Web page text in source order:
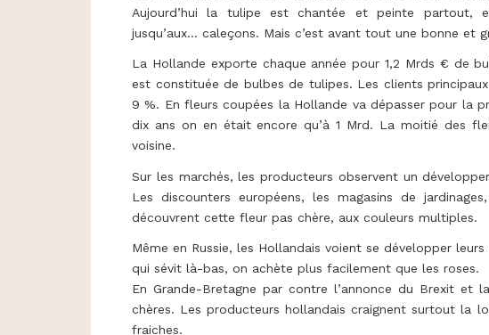
Aujourd’hui la tulipe est chantée et peinte partout,
jusqu’aux... caleçons. Mais c’est avant tout une bonne et
La Hollande exporte chaque année pour 1,2 Mrds € de
est constituée de bulbes de tulipes. Les clients
9 %. En fleurs coupées la Hollande va dépasser pour la
dix ans on en était encore qu’à 1 Mrd. La moitié des
voisine.
Sur les marchés, les producteurs observent un
Les discounters européens, les magasins de
découvrent cette fleur pas chère, aux couleurs multiples.
Même en Russie, les Hollandais voient se développer
qui sévit là-bas, on achète plus facilement que les roses.
En Grande-Bretagne par contre l’annonce du Brexit et
chères. Les producteurs hollandais craignent surtout la
fraiches.